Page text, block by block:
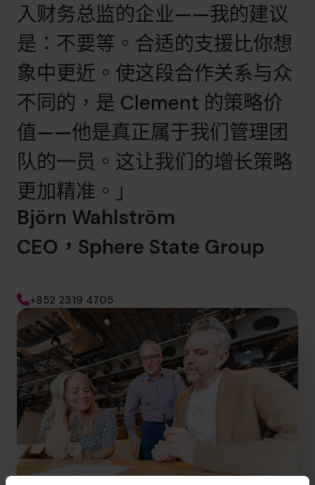
入财务总监的企业——我的建议
是：不要等。合适的支援比你想
象中更近。使这段合作关系与众
不同的，是 Clement 的策略价
值——他是真正属于我们管理团
队的一员。这让我们的增长策略
更加精准。」
Björn Wahlström
CEO ， Sphere State Group
+852 2319 4705